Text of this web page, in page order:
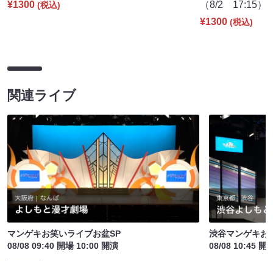
¥1300 (税込)
（8/2 17:15）
¥1300 (税込)
関連ライブ
マンゲキお笑いライブお盆SP
08/08 09:40 開場 10:00 開演
渋谷マンゲキ
08/08 10:45 開